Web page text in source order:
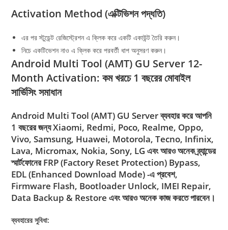
Activation Method (এক্টিভিশন পদ্ধতি)
এর পর স্টুডেন্ট রেজিস্ট্রেশন এ ক্লিক করে একটি একাউন্ট তৈরি করুন।
নিচে একটিভেশন নাও এ ক্লিক করে পরবর্তী ধাপ অনুসরণ করুন।
Android Multi Tool (AMT) GU Server 12-
Month Activation: কম খরচে 1 বছরের মোবাইল
সার্ভিসিং সমাধান
Android Multi Tool (AMT) GU Serverব্যবহার করে আপনি
1 বছরের জন্য Xiaomi, Redmi, Poco, Realme, Oppo,
Vivo, Samsung, Huawei, Motorola, Tecno, Infinix,
Lava, Micromax, Nokia, Sony, LG এবং আরও অনেক ব্র্যান্ডের
স্মার্টফোনের FRP (Factory Reset Protection) Bypass,
EDL (Enhanced Download Mode) -এ প্রবেশ,
Firmware Flash, Bootloader Unlock, IMEI Repair,
Data Backup & Restore এবং আরও অনেক কাজ করতে পারবেন।
ব্যবহারের সুবিধা: